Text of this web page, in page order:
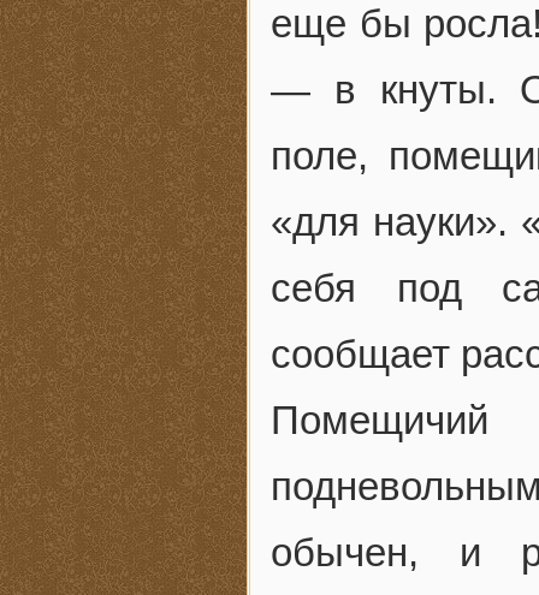
еще бы
— в кнуты.
поле,
«для науки».
себя под
сообщает
обычен, и